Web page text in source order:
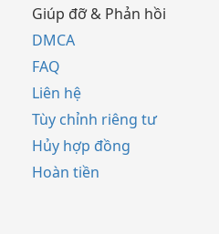
Giúp đỡ & Phản hồi
DMCA
FAQ
Liên hệ
Tùy chỉnh riêng tư
Hủy hợp đồng
Hoàn tiền